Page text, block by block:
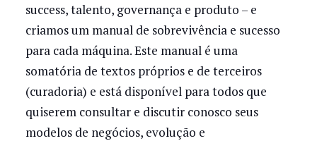
success, talento, governança e produto – e
criamos um manual de sobrevivência e sucesso
para cada máquina. Este manual é uma
somatória de textos próprios e de terceiros
(curadoria) e está disponível para todos que
quiserem consultar e discutir conosco seus
modelos de negócios, evolução e